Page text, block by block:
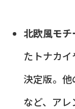
北欧風モチ
たトナカ
決定版。他
など、アレ